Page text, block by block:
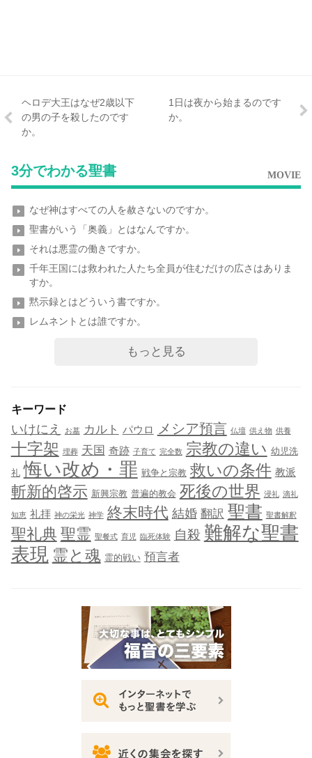
ヘロデ大王はなぜ2歳以下
の男の子を殺したのです
か。
1日は夜から始まるのです
か。
3分でわかる聖書 MOVIE
なぜ神はすべての人を赦さないのですか。
聖書がいう「奥義」とはなんですか。
それは悪霊の働きですか。
千年王国には救われた人たち全員が住むだけの広さはありま
すか。
黙示録とはどういう書ですか。
レムネントとは誰ですか。
もっと見る
キーワード
いけにえ お墓 カルト パウロ メシア預言 仏壇 供え物 供養
十字架 埋葬 天国 奇跡 子育て 完全数 宗教の違い 幼児洗
礼 悔い改め・罪 戦争と宗教 救いの条件 教派
斬新的啓示 新興宗教 普遍的教会 死後の世界 浸礼 滴礼
知恵 礼拝 神の栄光 神学 終末時代 結婚 翻訳 聖書 聖書解釈
聖礼典 聖霊 聖餐式 育児 臨死体験 自殺 難解な聖書
表現 霊と魂 霊的戦い 預言者